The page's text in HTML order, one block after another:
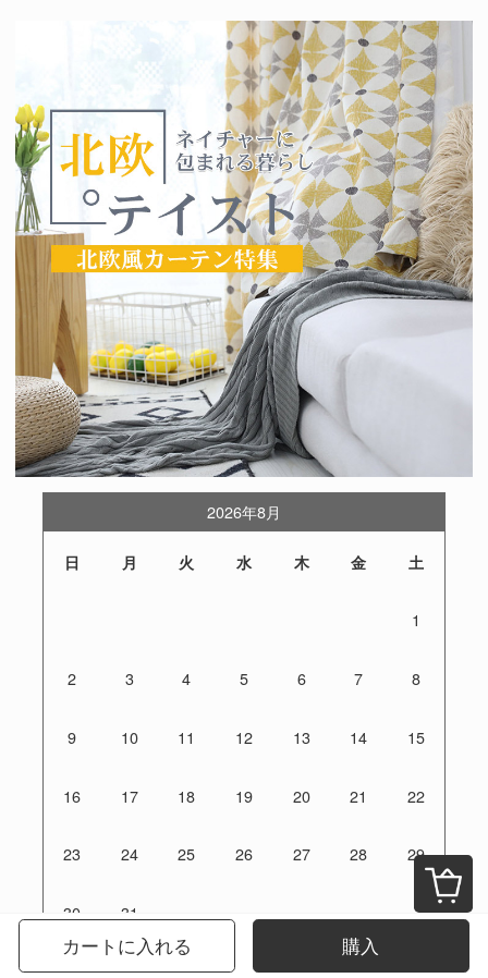
カートに入れる 購入
2026年8月
日 月 火 水 木 金 土
1
2 3 4 5 6 7 8
9 10 11 12 13 14 15
16 17 18 19 20 21 22
23 24 25 26 27 28 29
30 31
定休日：土日祝